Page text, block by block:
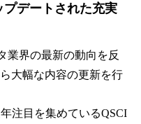
デートされた充実
業界の最新の動向を反
大幅な内容の更新を行
注目を集めているQSCI